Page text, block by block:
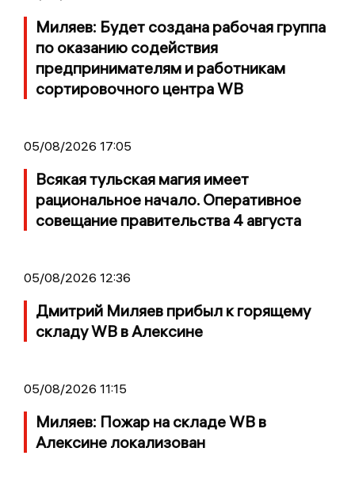
Миляев: Будет создана рабочая группа
по оказанию содействия
предпринимателям и работникам
сортировочного центра WB
05/08/2026 17:05
Всякая тульская магия имеет
рациональное начало. Оперативное
совещание правительства 4 августа
05/08/2026 12:36
Дмитрий Миляев прибыл к горящему
складу WB в Алексине
05/08/2026 11:15
Миляев: Пожар на складе WB в
Алексине локализован